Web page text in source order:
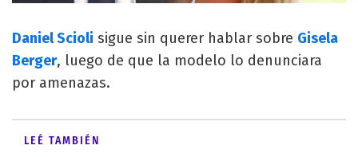
Daniel Scioli sigue sin querer hablar sobre Gisela
Berger, luego de que la modelo lo denunciara
por amenazas.
LEÉ TAMBIÉN